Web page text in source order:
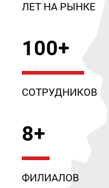
ЛЕТ НА РЫНКЕ
100+
СОТРУДНИКОВ
8+
ФИЛИАЛОВ